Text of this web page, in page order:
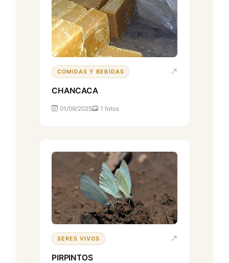
COMIDAS Y BEBIDAS
CHANCACA
01/09/2025 1 fotos
SERES VIVOS
PIRPINTOS